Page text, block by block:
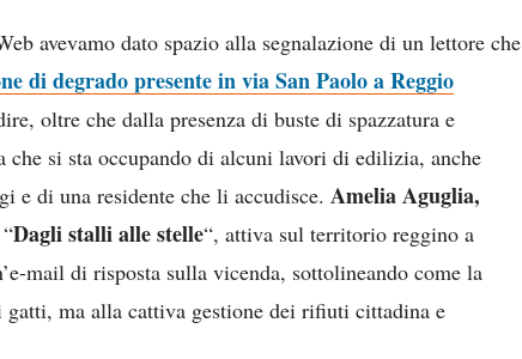
avevamo dato spazio alla segnalazione di un lettore che
di degrado presente in via San Paolo a Reggio
oltre che dalla presenza di buste di spazzatura e
si sta occupando di alcuni lavori di edilizia, anche
e di una residente che li accudisce. Amelia Aguglia,
Dagli stalli alle stelle“, attiva sul territorio reggino a
mail di risposta sulla vicenda, sottolineando come la
ma alla cattiva gestione dei rifiuti cittadina e